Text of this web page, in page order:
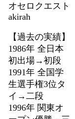
オセロクエスト
akirah
【過去の実績】
1986年 全日本
初出場→初段
1991年 全国学
生選手権3位タ
イ→二段
1996年 関東オ